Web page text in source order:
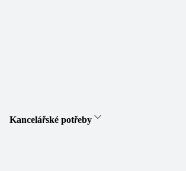
Kancelářské potřeby